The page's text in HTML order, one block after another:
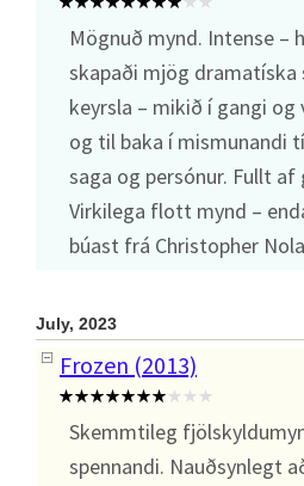
Mögnuð mynd. Intense –
skapaði mjög
keyrsla – mikið í gangi
og til baka í mismunandi
saga og persónur. Fullt
Virkilega flott mynd –
búast frá Christopher
July, 2023
Frozen (2013)
Skemmtileg
spennandi. Nauðsynlegt